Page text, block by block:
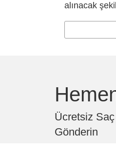
alınacak
Ücretsiz
Gönderin